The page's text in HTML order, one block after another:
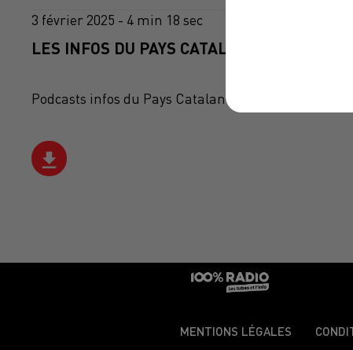
3 février 2025 - 4 min 18 sec
LES INFOS DU PAYS CATALAN DU 03/02/
Podcasts infos du Pays Catalan
MENTIONS LÉGALES